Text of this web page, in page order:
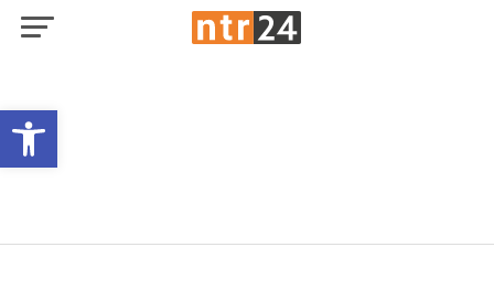
Open toolbar